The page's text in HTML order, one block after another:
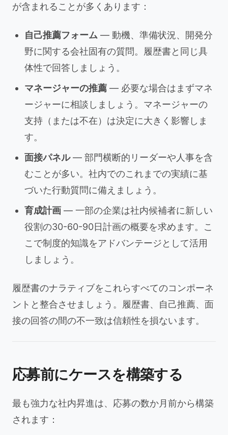
が含まれることが多くあります：
自己推薦フォーム — 動機、準備状況、開発分
野に関する会社固有の質問。履歴書と同じ具
体性で回答しましょう。
マネージャーの推薦 — 必要な場合はまずマネ
ージャーに相談しましょう。マネージャーの
支持（または不在）は決定に大きく影響しま
す。
面接パネル— 部門横断的リーダーや人事を含
むことが多い。社内でのこれまでの実績に基
づいた行動質問に備えましょう。
育成計画 — 一部の企業は社内候補者に新しい
役割の30-60-90日計画の概要を求めます。こ
こで制度的知識をアドバンテージとして活用
しましょう。
履歴書のナラティブをこれらすべてのコンポーネ
ントと整合させましょう。履歴書、自己推薦、面
接の回答の間の不一致は信頼性を損ないます。
応募前にケースを構築する
最も強力な社内昇進は、応募の数か月前から構築
されます：